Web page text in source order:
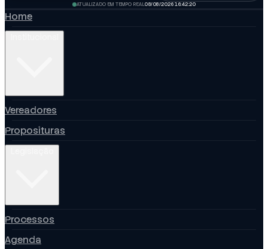
ATUALIZADO EM TEMPO REAL08/08/2026 16:42:20
Home
Vereadores
Proposituras
Processos
Agenda